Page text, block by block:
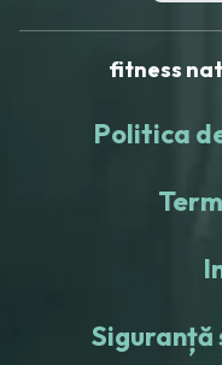
fitness
Politica